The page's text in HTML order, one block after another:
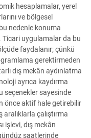
hesaplamalar, yerel
ve bölgesel
bu nedenle konuma
Ticari uygulamalar da bu
faydalanır; çünkü
gerektirmeden
dış mekân aydınlatma
ayrıca kaydırma
seçenekler sayesinde
önce aktif hale getirebilir
çalıştırma
işlevi, dış mekân
saatlerinde